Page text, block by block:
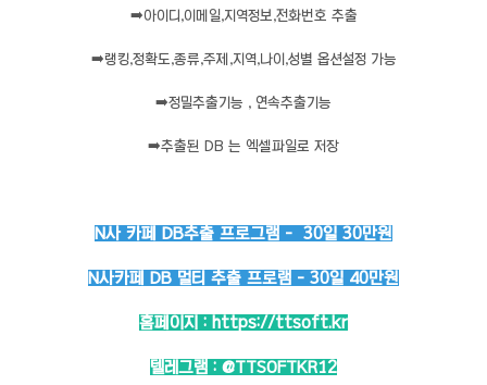
➡️아이디,이메일,지역정보,전화번호 추출
➡️랭킹,정확도,종류,주제,지역,나이,성별 옵션설정 가능
➡️정밀추출기능 , 연속추출기능
➡️추출된 DB 는 엑셀파일로 저장
N사 카페 DB추출 프로그램 - 30일 30만원
N사카페 DB 멀티 추출 프로램 - 30일 40만원
홈페이지 : https://ttsoft.kr
텔레그램 : @TTSOFTKR12